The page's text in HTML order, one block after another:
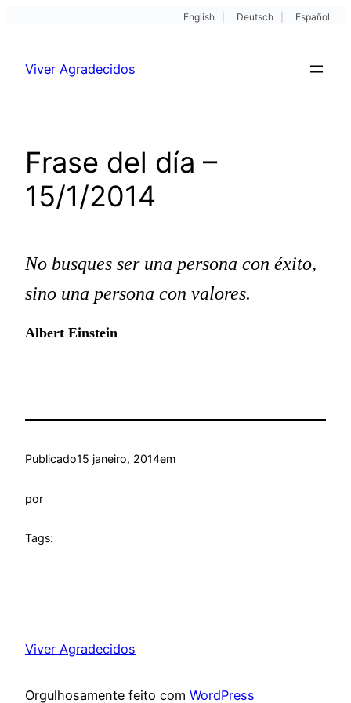
English Deutsch Español
Viver Agradecidos
Frase del día –
15/1/2014
No busques ser una persona con éxito,
sino una persona con valores.
Albert Einstein
Publicado15 janeiro, 2014em
por
Tags:
Viver Agradecidos
Orgulhosamente feito com WordPress